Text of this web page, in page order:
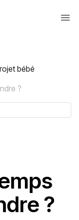
bébé
?
?